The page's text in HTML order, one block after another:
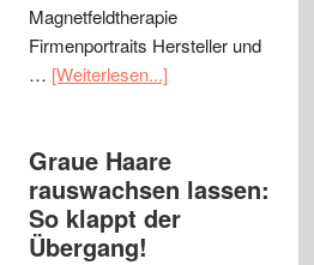
Magnetfeldtherapie
Firmenportraits Hersteller und
… [Weiterlesen...]
Graue Haare
rauswachsen lassen:
So klappt der
Übergang!